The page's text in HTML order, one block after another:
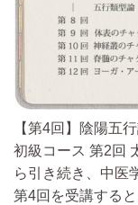
【第4回】陰陽五
初級コース 第2回
ら引き続き、中医
第4回を受講する